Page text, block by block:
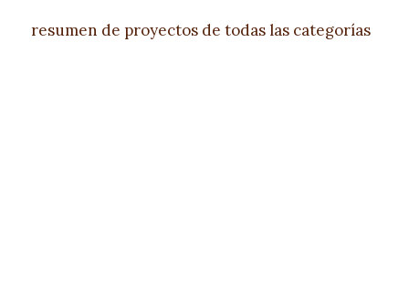
resumen de proyectos de todas las categorías